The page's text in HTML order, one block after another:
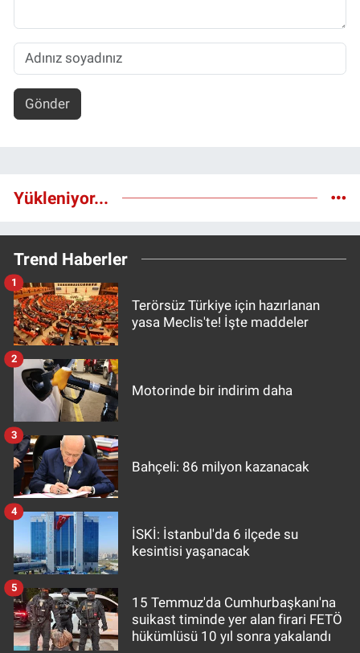
Gönder
Yükleniyor...
Trend Haberler
Terörsüz Türkiye için hazırlanan
yasa Meclis'te! İşte maddeler
1
Motorinde bir indirim daha
2
Bahçeli: 86 milyon kazanacak
3
İSKİ: İstanbul'da 6 ilçede su
kesintisi yaşanacak
4
15 Temmuz'da Cumhurbaşkanı'na
suikast timinde yer alan firari FETÖ
hükümlüsü 10 yıl sonra yakalandı
5